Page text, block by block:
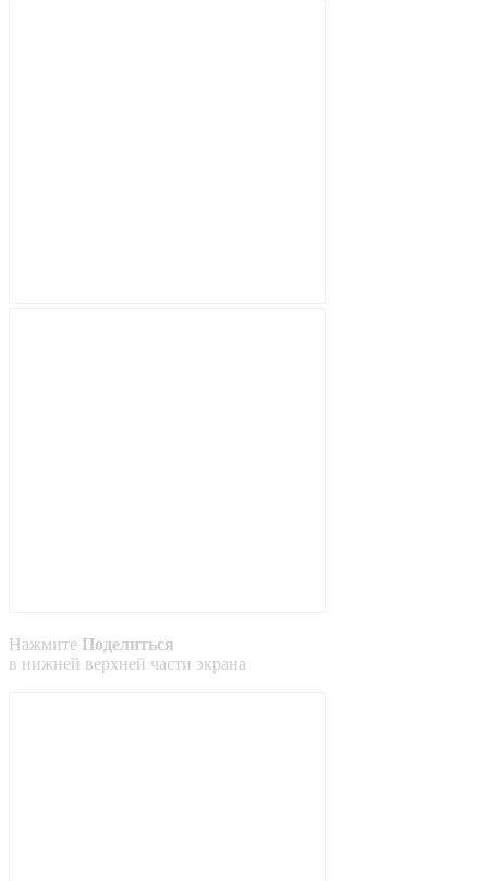
Нажмите Поделиться
в нижней верхней части экрана